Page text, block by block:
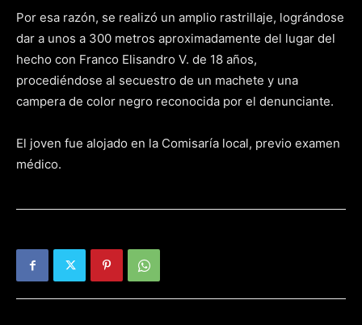
Por esa razón, se realizó un amplio rastrillaje, lográndose
dar a unos a 300 metros aproximadamente del lugar del
hecho con Franco Elisandro V. de 18 años,
procediéndose al secuestro de un machete y una
campera de color negro reconocida por el denunciante.
El joven fue alojado en la Comisaría local, previo examen
médico.